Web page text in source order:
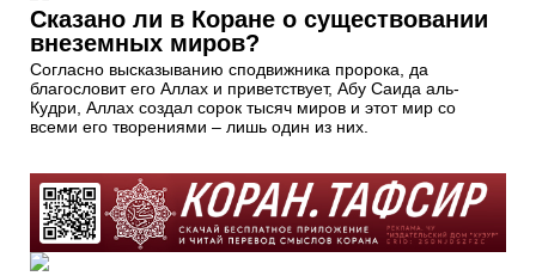
Сказано ли в Коране о существовании
внеземных миров?
Согласно высказыванию сподвижника пророка, да
благословит его Аллах и приветствует, Абу Саида аль-
Кудри, Аллах создал сорок тысяч миров и этот мир со
всеми его творениями – лишь один из них.